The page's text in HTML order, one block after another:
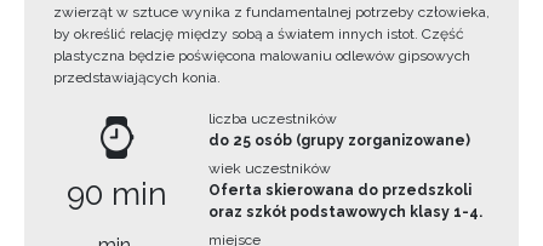
zwierząt w sztuce wynika z fundamentalnej potrzeby człowieka,
by określić relację między sobą a światem innych istot. Część
plastyczna będzie poświęcona malowaniu odlewów gipsowych
przedstawiających konia.
90 min
liczba uczestników
do 25 osób (grupy zorganizowane)
wiek uczestników
Oferta skierowana do przedszkoli
oraz szkół podstawowych klasy 1-4.
miejsce